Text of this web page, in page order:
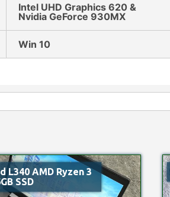
Intel UHD Graphics 620 &
Nvidia GeForce 930MX
Win 10
L340 AMD Ryzen 3
SSD